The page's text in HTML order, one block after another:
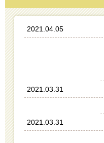
2021.04.05
2021.03.31
2021.03.31